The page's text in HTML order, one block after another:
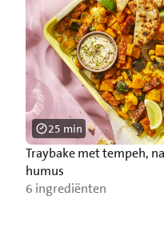
Traybake met tempeh,
humus
6 ingrediënten
25 min